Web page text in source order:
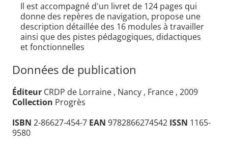
Il est accompagné d'un livret de 124 pages qui
donne des repères de navigation, propose une
description détaillée des 16 modules à travailler
ainsi que des pistes pédagogiques, didactiques
et fonctionnelles
Données de publication
Éditeur CRDP de Lorraine , Nancy , France , 2009
Collection Progrès
ISBN 2-86627-454-7 EAN 9782866274542 ISSN 1165-
9580